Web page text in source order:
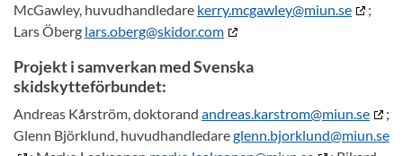
McGawley, huvudhandledare kerry.mcgawley@miun.se
;
Lars Öberg lars.oberg@skidor.com
Projekt i samverkan med Svenska
skidskytteförbundet:
Andreas Kårström, doktorand andreas.karstrom@miun.se
;
Glenn Björklund, huvudhandledareglenn.bjorklund@miun.se